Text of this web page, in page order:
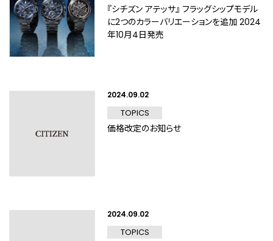
『シチズン アテッサ』 フラッグシップモデル
に2つのカラーバリエーションを追加 2024
年10月4日発売
2024.09.02
TOPICS
価格改定のお知らせ
2024.09.02
TOPICS